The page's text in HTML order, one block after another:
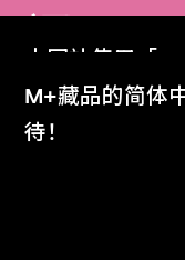
本网站使用「
体验。
了解更多
M+藏品的简体
待！
门票
Get Tickets